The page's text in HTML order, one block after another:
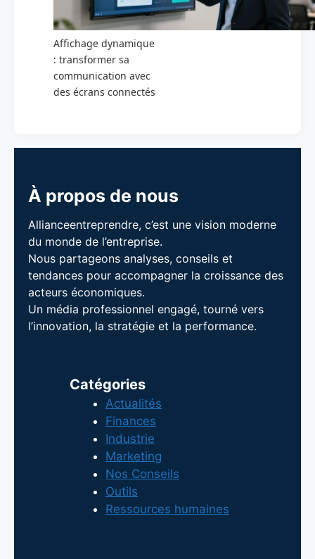
Affichage dynamique
: transformer sa
communication avec
des écrans connectés
À propos de nous
Allianceentreprendre, c’est une vision moderne
du monde de l’entreprise.
Nous partageons analyses, conseils et
tendances pour accompagner la croissance des
acteurs économiques.
Un média professionnel engagé, tourné vers
l’innovation, la stratégie et la performance.
Catégories
Actualités
Finances
Industrie
Marketing
Nos Conseils
Outils
Ressources humaines